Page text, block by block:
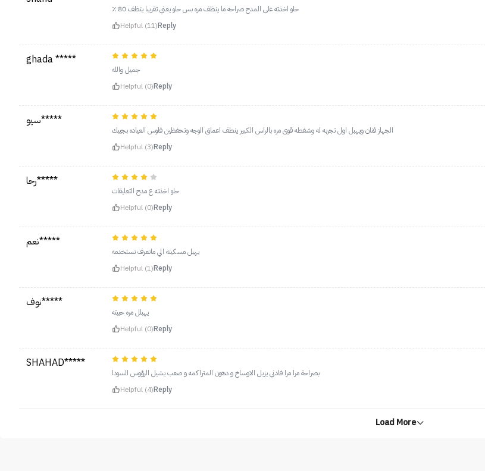
حلو اخذته على المدح صراحه ما ينظف مره بس حلو يعني تقريبا ينظف 80 ٪؜
Helpful (11)Reply
ghada *****
جميل والله
Helpful (0)Reply
سيو*****
الجهاز فنان ويهبل اول تجربه له وشفطه قوى مره بالراس الكبير ينطف اعماق الوجه وتحفظين فلوس العياده بجيبك
Helpful (3)Reply
رحا*****
حلو اخذته ع مدح التعليقات
Helpful (0)Reply
نعم*****
يهبل مسكينه الي ماتعرف تستخدمه
Helpful (1)Reply
نوف*****
يهبلل مره حبيته
Helpful (0)Reply
SHAHAD*****
بصراحة مرا مرا فادني يزيل الاوساخ و دهون المتراكمه و صعب يشيل الرؤوس السودا
Helpful (4)Reply
Load More